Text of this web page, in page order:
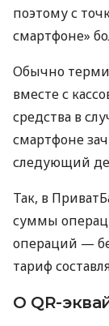
поэтому с
смартфоне»
Обычно
вместе с
средства в
смартфоне
следующий
Так, в
суммы
операций —
тариф
О QR-